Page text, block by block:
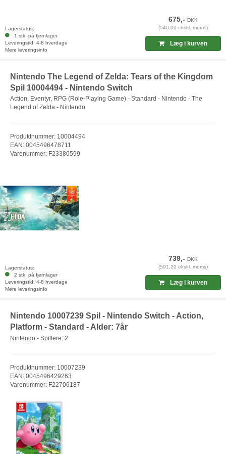
Lagerstatus:
1 stk. på fjernlager
Leveringstid: 4-8 hverdage
Mere leveringsinfo
675,-DKK
(540,00 ekskl. moms)
Læg i kurven
Nintendo The Legend of Zelda: Tears of the Kingdom
Spil 10004494 - Nintendo Switch
Action, Eventyr, RPG (Role-Playing Game) - Standard - Nintendo - The
Legend of Zelda - Nintendo
Produktnummer: 10004494
EAN: 0045496478711
Varenummer: F23380599
Lagerstatus:
2 stk. på fjernlager
Leveringstid: 4-8 hverdage
Mere leveringsinfo
739,-DKK
(591,20 ekskl. moms)
Læg i kurven
Nintendo 10007239 Spil - Nintendo Switch - Action,
Platform - Standard - Alder: 7år
Nintendo - Spillere: 2
Produktnummer: 10007239
EAN: 0045496429263
Varenummer: F22706187